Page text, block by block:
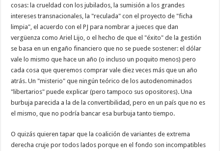
cosas: la crueldad con los jubilados, la sumisión a los grandes
intereses transnacionales, la "reculada" con el proyecto de "ficha
limpia", el acuerdo con el PJ para nombrar a jueces que dan
vergüenza como Ariel Lijo, o el hecho de que el "éxito" de la gestión
se basa en un engaño financiero que no se puede sostener: el dólar
vale lo mismo que hace un año (o incluso un poquito menos) pero
cada cosa que queremos comprar vale diez veces más que un año
atrás. Un "misterio" que ningún teórico de los autodenominados
"libertarios" puede explicar (pero tampoco sus opositores). Una
burbuja parecida a la de la convertibilidad, pero en un país que no es
el mismo, que no podría bancar esa burbuja tanto tiempo.
O quizás quieren tapar que la coalición de variantes de extrema
derecha cruje por todos lados porque en el fondo son incompatibles